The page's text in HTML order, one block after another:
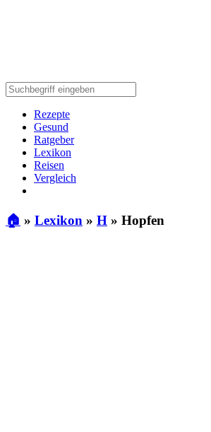
Rezepte
Gesund
Ratgeber
Lexikon
Reisen
Vergleich
🏠 » Lexikon » H » Hopfen